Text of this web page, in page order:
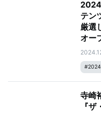
テン
厳選
オー
#
寺崎
『ザ